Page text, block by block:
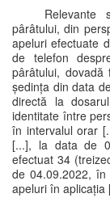
Relevante
pârâtului, din
apeluri efectuate
de telefon
pârâtului,
ședința din data
directă la
identitate între
în intervalul orar
[...], la data de
efectuat 34
de 04.09.2022,
apeluri în aplicația